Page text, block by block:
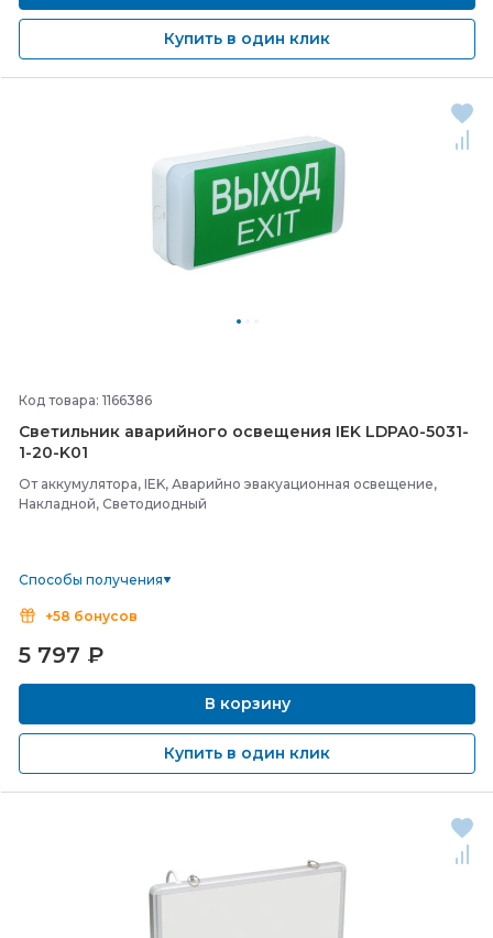
Купить в один клик
Код товара: 1166386
Светильник аварийного освещения IEK LDPA0-5031-
1-20-K01
От аккумулятора, IEK, Аварийно эвакуационная освещение,
Накладной, Светодиодный
Способы получения
+58 бонусов
5 797 ₽
В корзину
Купить в один клик